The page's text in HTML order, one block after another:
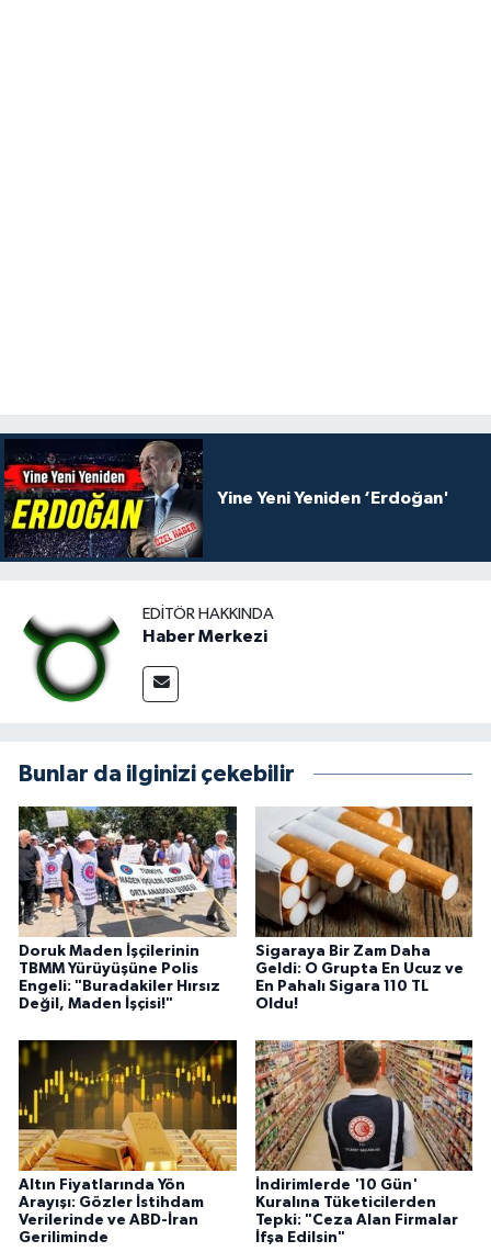
Yine Yeni Yeniden ‘Erdoğan'
EDITÖR HAKKINDA
Haber Merkezi
Bunlar da ilginizi çekebilir
Doruk Maden İşçilerinin
TBMM Yürüyüşüne Polis
Engeli: "Buradakiler Hırsız
Değil, Maden İşçisi!"
Sigaraya Bir Zam Daha
Geldi: O Grupta En Ucuz ve
En Pahalı Sigara 110 TL
Oldu!
Altın Fiyatlarında Yön
Arayışı: Gözler İstihdam
Verilerinde ve ABD-İran
Geriliminde
İndirimlerde '10 Gün'
Kuralına Tüketicilerden
Tepki: "Ceza Alan Firmalar
İfşa Edilsin"